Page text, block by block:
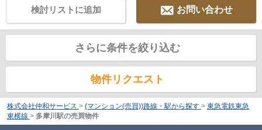
お問い合わせ
検討リストに追加
さらに条件を絞り込む
物件リクエスト
株式会社仲和サービス > (マンション(売買))路線・駅から探す > 東急電鉄東急
東横線 > 多摩川駅の売買物件